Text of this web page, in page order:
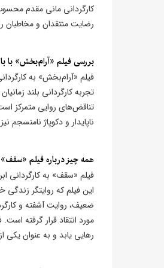
کارگردانی مانی مقدم
رضایت منتقدان و مخاطبان
بررسی فیلم «آرام‌بخش» با
فیلم «آرام‌بخش» به
تجربه کارگردانی بلند
تناقض‌های روایی متمرکز
ناپایدار و دکوپاژ نامنسجم
همه چیز درباره فیلم «سقف»
فیلم «سقف» به کارگردانی
این فیلم که روایتگر زندگی
ضعیف، روایت آشفته و
مورد انتقاد قرار گرفته
رهایی یابد و به عنوان